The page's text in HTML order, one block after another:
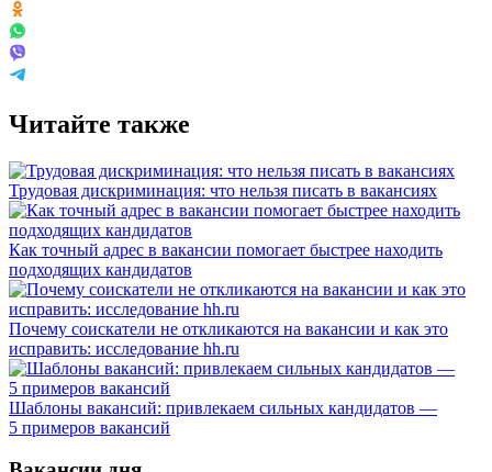
Читайте также
Трудовая дискриминация: что нельзя писать в вакансиях
Как точный адрес в вакансии помогает быстрее находить
подходящих кандидатов
Почему соискатели не откликаются на вакансии и как это
исправить: исследование hh.ru
Шаблоны вакансий: привлекаем сильных кандидатов —
5 примеров вакансий